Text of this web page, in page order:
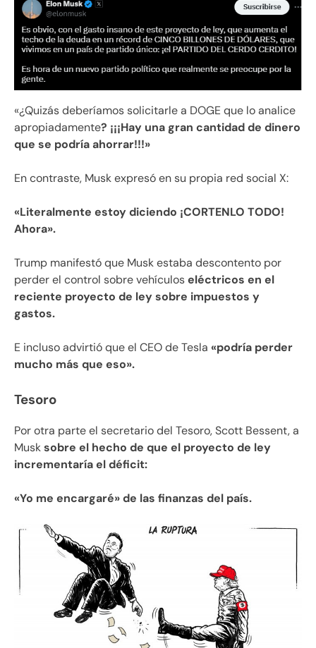
«¿Quizás deberíamos solicitarle a DOGE que lo analice
apropiadamente? ¡¡¡Hay una gran cantidad de dinero
que se podría ahorrar!!!»
En contraste, Musk expresó en su propia red social X:
«Literalmente estoy diciendo ¡CORTENLO TODO!
Ahora».
Trump manifestó que Musk estaba descontento por
perder el control sobre vehículoseléctricos en el
reciente proyecto de ley sobre impuestos y
gastos.
E incluso advirtió que el CEO de Tesla «podría perder
mucho más que eso».
Tesoro
Por otra parte el secretario del Tesoro, Scott Bessent, a
Musksobre el hecho de que el proyecto de ley
incrementaría el déficit:
«Yo me encargaré» de las finanzas del país.